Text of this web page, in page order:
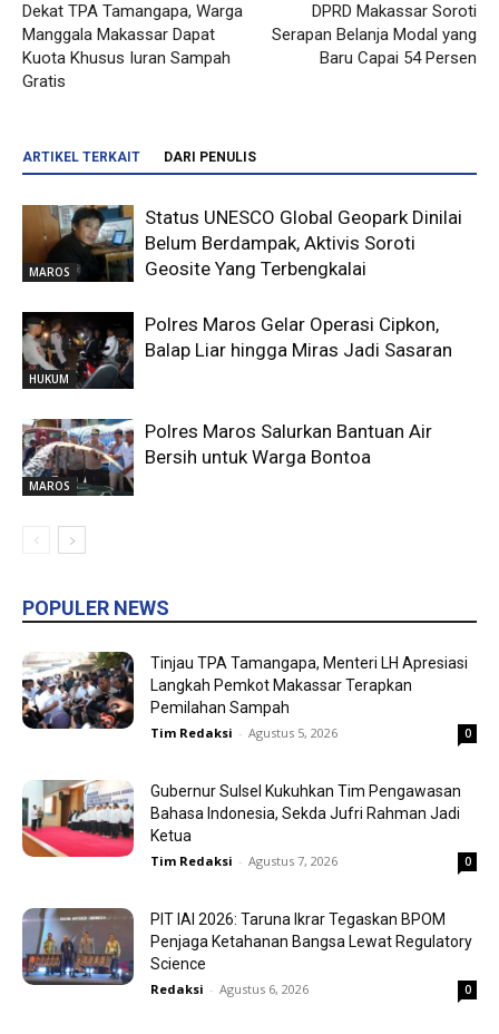
Dekat TPA Tamangapa, Warga
Manggala Makassar Dapat
Kuota Khusus Iuran Sampah
Gratis
DPRD Makassar Soroti
Serapan Belanja Modal yang
Baru Capai 54 Persen
ARTIKEL TERKAIT DARI PENULIS
MAROS
Status UNESCO Global Geopark Dinilai
Belum Berdampak, Aktivis Soroti
Geosite Yang Terbengkalai
HUKUM
Polres Maros Gelar Operasi Cipkon,
Balap Liar hingga Miras Jadi Sasaran
MAROS
Polres Maros Salurkan Bantuan Air
Bersih untuk Warga Bontoa
POPULER NEWS
Tinjau TPA Tamangapa, Menteri LH Apresiasi
Langkah Pemkot Makassar Terapkan
Pemilahan Sampah
Tim Redaksi - Agustus 5, 2026 0
Gubernur Sulsel Kukuhkan Tim Pengawasan
Bahasa Indonesia, Sekda Jufri Rahman Jadi
Ketua
Tim Redaksi - Agustus 7, 2026 0
PIT IAI 2026: Taruna Ikrar Tegaskan BPOM
Penjaga Ketahanan Bangsa Lewat Regulatory
Science
Redaksi - Agustus 6, 2026 0